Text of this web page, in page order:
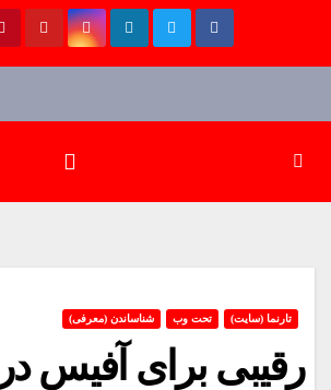
تارنما (سایت) تحت وب شناساندن (معرفی)
رقیبی برای آفیس